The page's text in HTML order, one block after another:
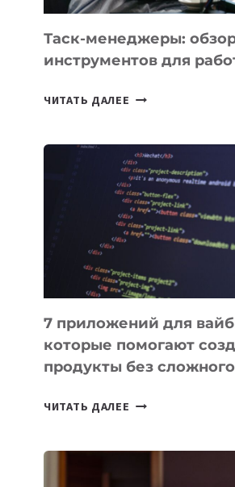
Таск-менеджеры:
инструментов для
ЧИТАТЬ ДАЛЕЕ ТАСК-
ПОЛЕЗНЫХ
ИНСТРУМЕНТОВ
ДЛЯ
РАБОТЫ
7 приложений для
которые помогают
продукты без
ЧИТАТЬ ДАЛЕЕ